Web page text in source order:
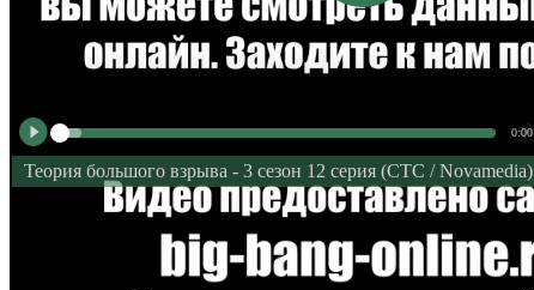
0:00
Теория большого взрыва - 3 сезон 12 серия (СТС / Novamedia)